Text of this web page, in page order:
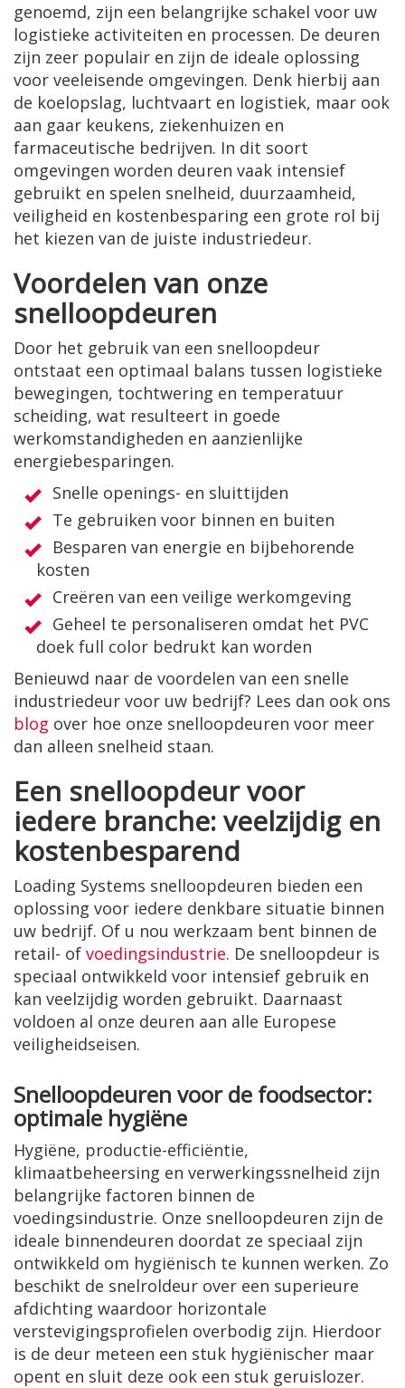
genoemd, zijn een belangrijke schakel voor uw
logistieke activiteiten en processen. De deuren
zijn zeer populair en zijn de ideale oplossing
voor veeleisende omgevingen. Denk hierbij aan
de koelopslag, luchtvaart en logistiek, maar ook
aan gaar keukens, ziekenhuizen en
farmaceutische bedrijven. In dit soort
omgevingen worden deuren vaak intensief
gebruikt en spelen snelheid, duurzaamheid,
veiligheid en kostenbesparing een grote rol bij
het kiezen van de juiste industriedeur.
Voordelen van onze
snelloopdeuren
Door het gebruik van een snelloopdeur
ontstaat een optimaal balans tussen logistieke
bewegingen, tochtwering en temperatuur
scheiding, wat resulteert in goede
werkomstandigheden en aanzienlijke
energiebesparingen.
Snelle openings- en sluittijden
Te gebruiken voor binnen en buiten
Besparen van energie en bijbehorende
kosten
Creëren van een veilige werkomgeving
Geheel te personaliseren omdat het PVC
doek full color bedrukt kan worden
Benieuwd naar de voordelen van een snelle
industriedeur voor uw bedrijf? Lees dan ook ons
blog over hoe onze snelloopdeuren voor meer
dan alleen snelheid staan.
Een snelloopdeur voor
iedere branche: veelzijdig en
kostenbesparend
Loading Systems snelloopdeuren bieden een
oplossing voor iedere denkbare situatie binnen
uw bedrijf. Of u nou werkzaam bent binnen de
retail- of voedingsindustrie. De snelloopdeur is
speciaal ontwikkeld voor intensief gebruik en
kan veelzijdig worden gebruikt. Daarnaast
voldoen al onze deuren aan alle Europese
veiligheidseisen.
Snelloopdeuren voor de foodsector:
optimale hygiëne
Hygiëne, productie-efficiëntie,
klimaatbeheersing en verwerkingssnelheid zijn
belangrijke factoren binnen de
voedingsindustrie. Onze snelloopdeuren zijn de
ideale binnendeuren doordat ze speciaal zijn
ontwikkeld om hygiënisch te kunnen werken. Zo
beschikt de snelroldeur over een superieure
afdichting waardoor horizontale
verstevigingsprofielen overbodig zijn. Hierdoor
is de deur meteen een stuk hygiënischer maar
opent en sluit deze ook een stuk geruislozer.